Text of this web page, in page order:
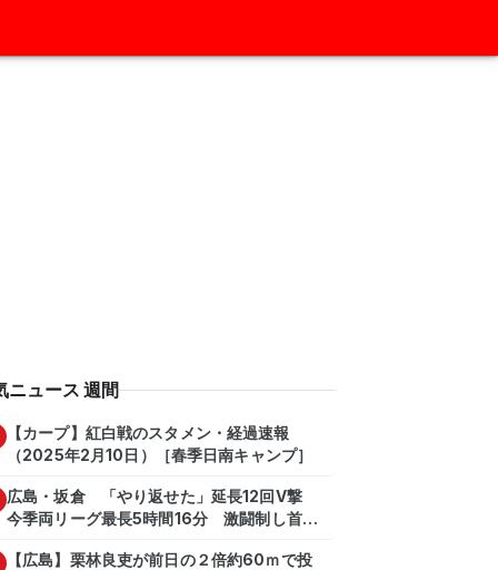
ニュース 週間
【カープ】紅白戦のスタメン・経過速報
（2025年2月10日）［春季日南キャンプ］
広島・坂倉 「やり返せた」延長12回V撃
今季両リーグ最長5時間16分 激闘制し首位
【広島】栗林良吏が前日の２倍約60ｍで投